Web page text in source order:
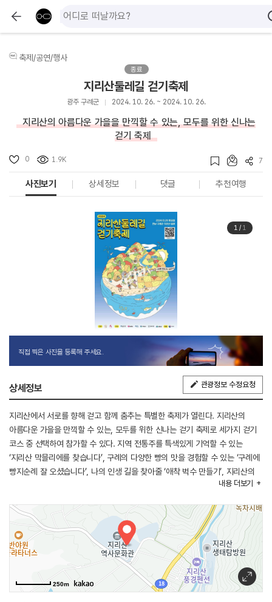
축제/공연/행사
종료
지리산둘레길 걷기축제
광주 구례군 2024. 10. 26. ~ 2024. 10. 26.
지리산의 아름다운 가을을 만끽할 수 있는, 모두를 위한 신나는
걷기 축제
0 1.9K 7
사진보기 상세정보 댓글 추천여행
1/ 1
직접 찍은 사진을 등록해 주세요.
상세정보 관광정보 수정요청
지리산에서 서로를 향해 걷고 함께 춤추는 특별한 축제가 열린다. 지리산의
아름다운 가을을 만끽할 수 있는, 모두를 위한 신나는 걷기 축제로 세가지 걷기
코스 중 선택하여 참가할 수 있다. 지역 전통주를 특색있게 기억할 수 있는
‘지리산 막믈리에를 찾습니다’, 구례의 다양한 빵의 맛을 경험할 수 있는 ‘구례에
빵지순례 잘 오셨습니다’, 나의 인생 길을 찾아줄 ‘애착 벅수 만들기’, 지리산의
걸음 걸음을 기억할 수 있는 ‘당신의 발끝에 묻혀보는 지리산 멜로디’ 프로그램이
제품들과 지역 전통주와 수제 맥주를 즐기며 걷기축제를 마무리한다.
[행사내용]
걷기 코스
참가자가 선택할 수 있는 3개 구간을 운영하며, 현장상황에 따라 상세 코스는
변경 가능
내용 더보기
250m